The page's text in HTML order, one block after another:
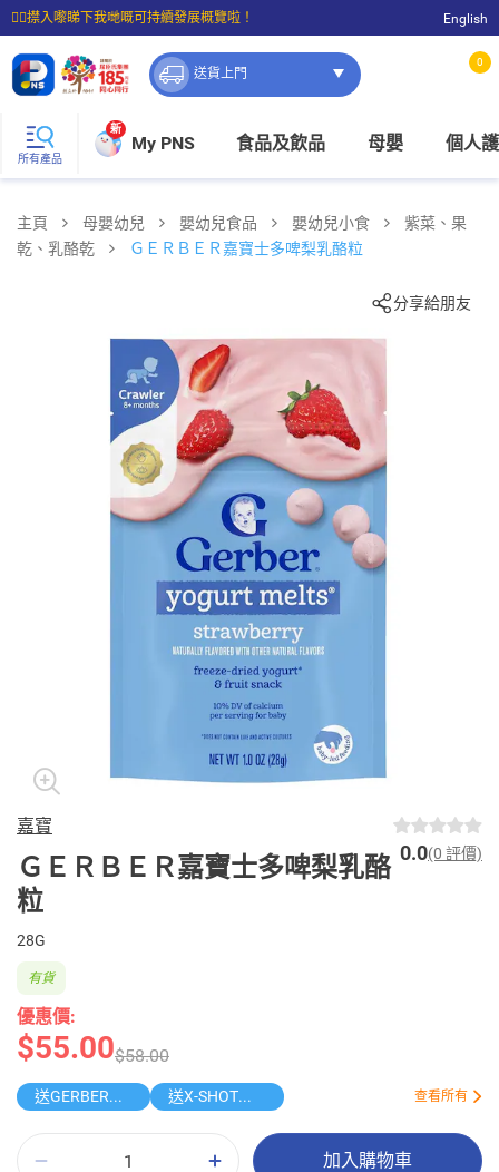
☝🏼㩒入嚟睇下我哋嘅可持續發展概覽啦！
⭐購物滿$399即享免費送貨；滿$100即可免費店取。
English
送貨上門
0
所有產品
新
My PNS 食品及飲品 母嬰 個人
主頁 母嬰幼兒 嬰幼兒食品 嬰幼兒小食
紫菜、果
乾、乳酪乾
ＧＥＲＢＥＲ嘉寶士多啤梨乳酪粒
分享給朋友
嘉寶
ＧＥＲＢＥＲ嘉寶士多啤梨乳酪
粒
0.0(0 評價)
28G
優惠價:
$55.00$58.00
有貨
送GERBER口水肩 送X-SHOT迷你水槍 查看所有
加入購物車